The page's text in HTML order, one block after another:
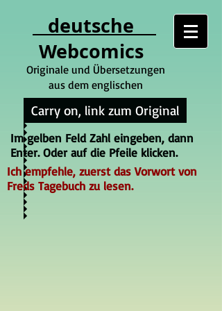
deutsche
Webcomics
Originale und Übersetzungen
aus dem englischen
Carry on, link zum Original
Im gelben Feld Zahl eingeben, dann
Enter. Oder auf die Pfeile klicken.
Ich empfehle, zuerst das Vorwort von
Freds Tagebuch zu lesen.